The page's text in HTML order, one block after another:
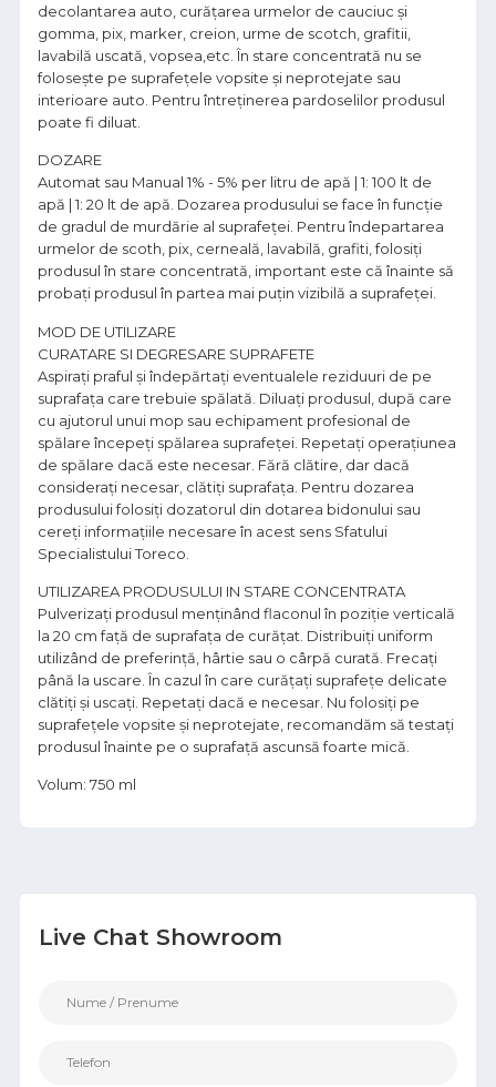
Live Chat Showroom
decolantarea auto, curățarea urmelor de cauciuc și
gomma, pix, marker, creion, urme de scotch, grafitii,
lavabilă uscată, vopsea,etc. În stare concentrată nu se
foloseşte pe suprafeţele vopsite şi neprotejate sau
interioare auto. Pentru întreținerea pardoselilor produsul
poate fi diluat.
DOZARE
Automat sau Manual 1% - 5% per litru de apă | 1: 100 lt de
apă | 1: 20 lt de apă. Dozarea produsului se face în funcție
de gradul de murdărie al suprafeței. Pentru îndepartarea
urmelor de scoth, pix, cerneală, lavabilă, grafiti, folosiți
produsul în stare concentrată, important este că înainte să
probați produsul în partea mai puțin vizibilă a suprafeței.
MOD DE UTILIZARE
CURATARE SI DEGRESARE SUPRAFETE
Aspiraţi praful şi îndepărtaţi eventualele reziduuri de pe
suprafaţa care trebuie spălată. Diluaţi produsul, după care
cu ajutorul unui mop sau echipament profesional de
spălare începeți spălarea suprafeţei. Repetaţi operaţiunea
de spălare dacă este necesar. Fără clătire, dar dacă
considerați necesar, clătiți suprafaţa. Pentru dozarea
produsului folosiţi dozatorul din dotarea bidonului sau
cereţi informațiile necesare în acest sens Sfatului
Specialistului Toreco.
UTILIZAREA PRODUSULUI IN STARE CONCENTRATA
Pulverizați produsul menţinând flaconul în poziție verticală
la 20 cm faţă de suprafaţa de curăţat. Distribuiți uniform
utilizând de preferinţă, hârtie sau o cârpă curată. Frecaţi
până la uscare. În cazul în care curăţați suprafeţe delicate
clătiţi şi uscaţi. Repetați dacă e necesar. Nu folosiţi pe
suprafeţele vopsite şi neprotejate, recomandăm să testaţi
produsul înainte pe o suprafaţă ascunsă foarte mică.
Volum: 750 ml